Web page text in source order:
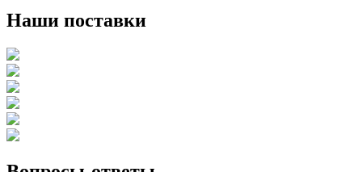
Наши поставки